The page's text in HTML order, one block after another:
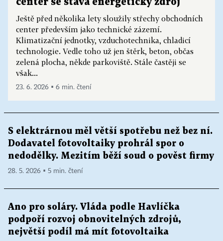
Ještě před několika lety sloužily střechy obchodních
center především jako technické zázemí.
Klimatizační jednotky, vzduchotechnika, chladicí
technologie. Vedle toho už jen štěrk, beton, občas
zelená plocha, někde parkoviště. Stále častěji se
však...
23. 6. 2026 ▪ 6 min. čtení
S elektrárnou měl větší spotřebu než bez ní.
Dodavatel fotovoltaiky prohrál spor o
nedodělky. Mezitím běží soud o pověst firmy
28. 5. 2026 ▪ 5 min. čtení
Ano pro soláry. Vláda podle Havlíčka
podpoří rozvoj obnovitelných zdrojů,
největší podíl má mít fotovoltaika